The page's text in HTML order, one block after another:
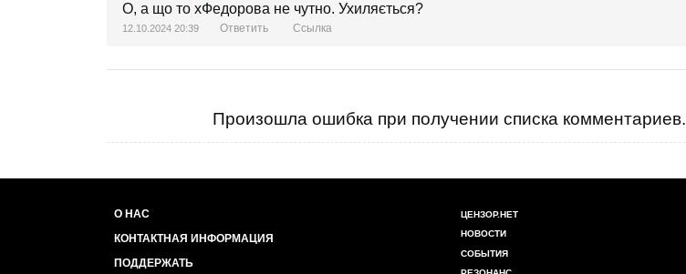
О, а що то хФедорова не чутно. Ухиляється?
12.10.2024 20:39 Ответить Ссылка
Произошла ошибка при получении списка комментариев.
О НАС
КОНТАКТНАЯ ИНФОРМАЦИЯ
ПОДДЕРЖАТЬ
ЦЕНЗОР.НЕТ
НОВОСТИ
СОБЫТИЯ